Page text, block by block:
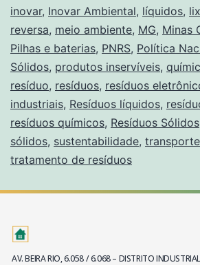
inovar, Inovar Ambiental, líquidos,
reversa, meio ambiente, MG, Minas
Pilhas e baterias, PNRS, Política
Sólidos, produtos inservíveis,
resíduo, resíduos, resíduos
industriais, Resíduos líquidos,
resíduos químicos, Resíduos Sólidos
sólidos, sustentabilidade,
tratamento de resíduos
AV. BEIRA RIO, 6.058 / 6.068 – DISTRITO